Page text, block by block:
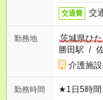
交通費 交
勤務地
茨城県ひ
勝田駅 /
介護施
勤務時間 ★1日5時間